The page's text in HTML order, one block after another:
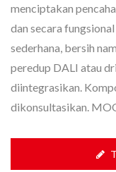
menciptakan
dan secara
sederhana, bersih
peredup DALI atau
diintegrasikan.
dikonsultasikan.